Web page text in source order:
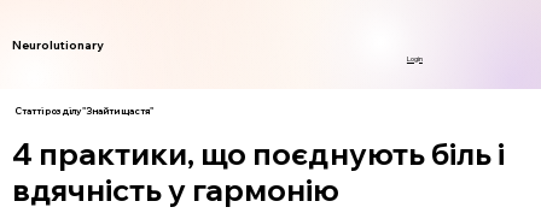
Neurolutionary
Login
Статті розділу "Знайти щастя"
4 практики, що поєднують біль і
вдячність у гармонію